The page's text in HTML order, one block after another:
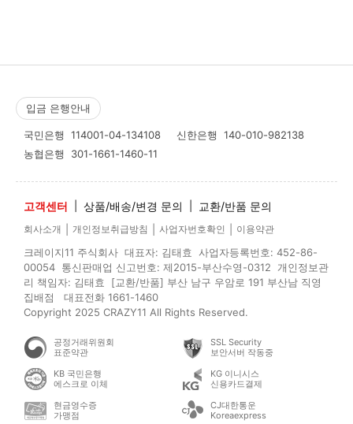
입금 은행안내
국민은행 114001-04-134108 신한은행 140-010-982138
농협은행 301-1661-1460-11
고객센터 상품/배송/변경 문의 교환/반품 문의
회사소개 개인정보취급방침 사업자번호확인 이용약관
크레이지11 주식회사 대표자: 김태효 사업자등록번호: 452-86-
00054 통신판매업 신고번호: 제2015-부산수영-0312 개인정보관
리 책임자: 김태효 [교환/반품] 부산 남구 우암로 191 부산남 직영
집배점 대표전화 1661-1460
Copyright 2025 CRAZY11 All Rights Reserved.
공정거래위원회
표준약관
SSL Security
보안서버 작동중
KB 국민은행
에스크로 이체
KG 이니시스
신용카드결제
현금영수증
가맹점
CJ대한통운
Koreaexpress